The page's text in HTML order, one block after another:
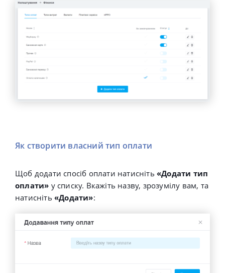
Як створити власний тип оплати
Щоб додати спосіб оплати натисніть «Додати тип
оплати» у списку. Вкажіть назву, зрозумілу вам, та
натисніть «Додати»: